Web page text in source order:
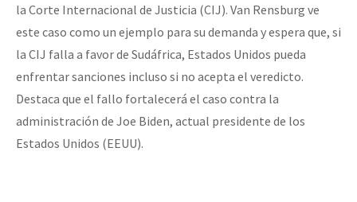
la Corte Internacional de Justicia (CIJ). Van Rensburg ve
este caso como un ejemplo para su demanda y espera que, si
la CIJ falla a favor de Sudáfrica, Estados Unidos pueda
enfrentar sanciones incluso si no acepta el veredicto.
Destaca que el fallo fortalecerá el caso contra la
administración de Joe Biden, actual presidente de los
Estados Unidos (EEUU).